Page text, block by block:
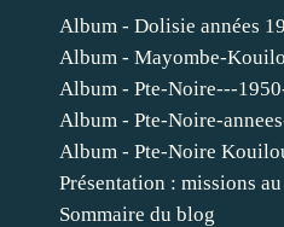
Album - Dolisie années
Album - Mayombe-
Album - Pte-Noire---
Album - Pte-Noire-
Album - Pte-Noire
Présentation : missions
Sommaire du blog